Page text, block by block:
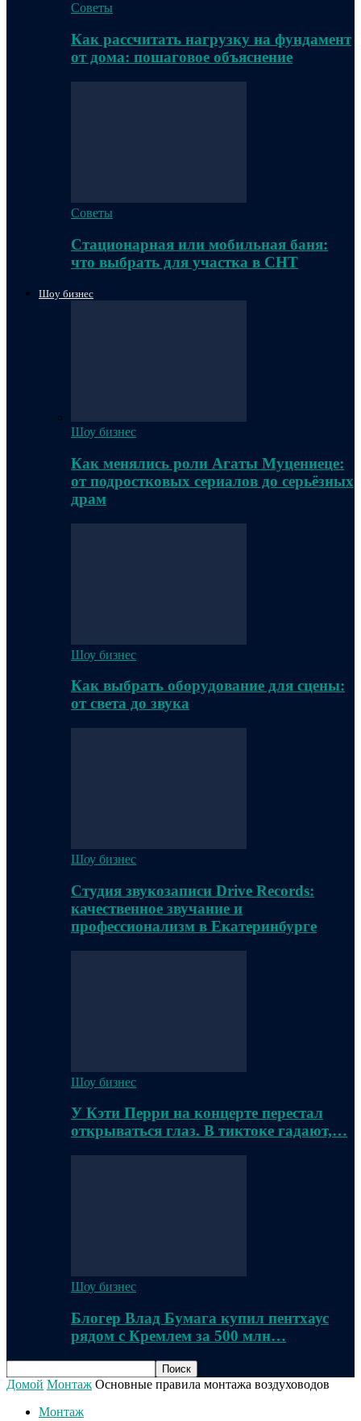
Советы
Как рассчитать нагрузку на фундамент
от дома: пошаговое объяснение
Советы
Стационарная или мобильная баня:
что выбрать для участка в СНТ
Шоу бизнес
Шоу бизнес
Как менялись роли Агаты Муцениеце:
от подростковых сериалов до серьёзных
драм
Шоу бизнес
Как выбрать оборудование для сцены:
от света до звука
Шоу бизнес
Студия звукозаписи Drive Records:
качественное звучание и
профессионализм в Екатеринбурге
Шоу бизнес
У Кэти Перри на концерте перестал
открываться глаз. В тиктоке гадают,…
Шоу бизнес
Блогер Влад Бумага купил пентхаус
рядом с Кремлем за 500 млн…
Домой Монтаж Основные правила монтажа воздуховодов
Монтаж